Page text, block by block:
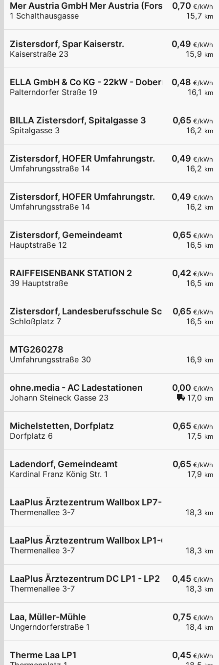
0,70 €/kWh
15,7 km
Mer Austria GmbH Mer Austria (Forstinger) -
1 Schalthausgasse
0,49 €/kWh
15,9 km
Zistersdorf, Spar Kaiserstr.
Kaiserstraße 23
0,48 €/kWh
16,1 km
ELLA GmbH & Co KG - 22kW - Dobermannsdorf -
Palterndorfer Straße 19
0,65 €/kWh
16,2 km
BILLA Zistersdorf, Spitalgasse 3
Spitalgasse 3
0,49 €/kWh
16,2 km
Zistersdorf, HOFER Umfahrungstr.
Umfahrungsstraße 14
0,49 €/kWh
16,2 km
Zistersdorf, HOFER Umfahrungstr.
Umfahrungsstraße 14
0,65 €/kWh
16,5 km
Zistersdorf, Gemeindeamt
Hauptstraße 12
0,42 €/kWh
16,5 km
RAIFFEISENBANK STATION 2
39 Hauptstraße
0,65 €/kWh
16,5 km
Zistersdorf, Landesberufsschule Schlosspl.
Schloßplatz 7
16,9 km
MTG260278
Umfahrungsstraße 30
0,00 €/kWh
17,0 km
ohne.media - AC Ladestationen
Johann Steineck Gasse 23
0,65 €/kWh
17,5 km
Michelstetten, Dorfplatz
Dorfplatz 6
0,65 €/kWh
17,9 km
Ladendorf, Gemeindeamt
Kardinal Franz König Str. 1
18,3 km
LaaPlus Ärztezentrum Wallbox LP7-12
Thermenallee 3-7
18,3 km
LaaPlus Ärztezentrum Wallbox LP1-6
Thermenallee 3-7
0,45 €/kWh
18,3 km
LaaPlus Ärztezentrum DC LP1 - LP2
Thermenallee 3-7
0,75 €/kWh
18,4 km
Laa, Müller-Mühle
Ungerndorferstraße 1
0,45 €/kWh
Therme Laa LP1